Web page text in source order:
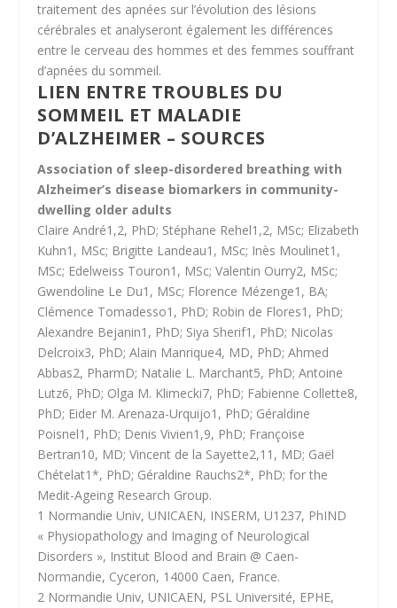
traitement des apnées sur l’évolution des lésions
cérébrales et analyseront également les différences
entre le cerveau des hommes et des femmes souffrant
d’apnées du sommeil.
LIEN ENTRE TROUBLES DU
SOMMEIL ET MALADIE
D’ALZHEIMER – SOURCES
Association of sleep-disordered breathing with
Alzheimer’s disease biomarkers in community-
dwelling older adults
Claire André1,2, PhD; Stéphane Rehel1,2, MSc; Elizabeth
Kuhn1, MSc; Brigitte Landeau1, MSc; Inès Moulinet1,
MSc; Edelweiss Touron1, MSc; Valentin Ourry2, MSc;
Gwendoline Le Du1, MSc; Florence Mézenge1, BA;
Clémence Tomadesso1, PhD; Robin de Flores1, PhD;
Alexandre Bejanin1, PhD; Siya Sherif1, PhD; Nicolas
Delcroix3, PhD; Alain Manrique4, MD, PhD; Ahmed
Abbas2, PharmD; Natalie L. Marchant5, PhD; Antoine
Lutz6, PhD; Olga M. Klimecki7, PhD; Fabienne Collette8,
PhD; Eider M. Arenaza-Urquijo1, PhD; Géraldine
Poisnel1, PhD; Denis Vivien1,9, PhD; Françoise
Bertran10, MD; Vincent de la Sayette2,11, MD; Gaël
Chételat1*, PhD; Géraldine Rauchs2*, PhD; for the
Medit-Ageing Research Group.
1 Normandie Univ, UNICAEN, INSERM, U1237, PhIND
« Physiopathology and Imaging of Neurological
Disorders », Institut Blood and Brain @ Caen-
Normandie, Cyceron, 14000 Caen, France.
2 Normandie Univ, UNICAEN, PSL Université, EPHE,